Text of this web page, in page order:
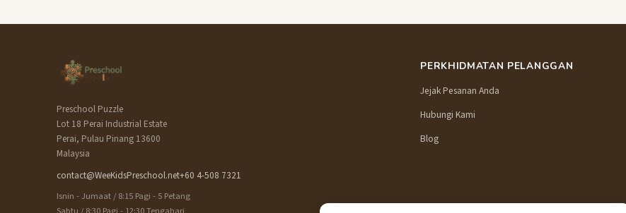
Preschool Puzzle
Lot 18 Perai Industrial Estate
Perai, Pulau Pinang 13600
Malaysia
contact@WeeKidsPreschool.net+60 4-508 7321
Isnin - Jumaat / 8:15 Pagi - 5 Petang
PERKHIDMATAN PELANGGAN
Jejak Pesanan Anda
Hubungi Kami
Blog